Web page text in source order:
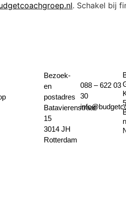
. Schakel bij
Bezoek-
en
postadres
Batavierenstraat
15
3014 JH
Rotterdam
088 – 622 03
30